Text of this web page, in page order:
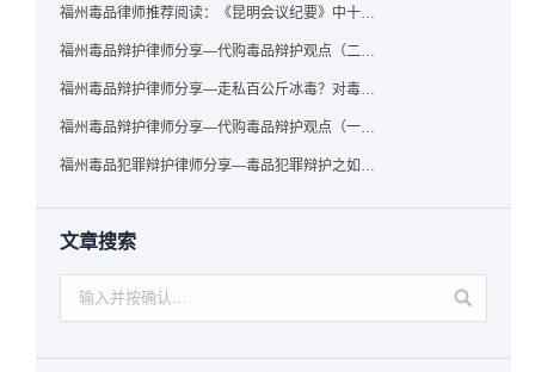
福州毒品律师推荐阅读：《昆明会议纪要》中十个“意想不到”的规定
福州毒品辩护律师分享—代购毒品辩护观点（二）——“牟利”之辩
福州毒品辩护律师分享—走私百公斤冰毒？对毒品缺失型走私毒品罪案件，该如何有效辩护
福州毒品辩护律师分享—代购毒品辩护观点（一）——“真假”之辩
福州毒品犯罪辩护律师分享—毒品犯罪辩护之如何提炼言辞证据
文章搜索